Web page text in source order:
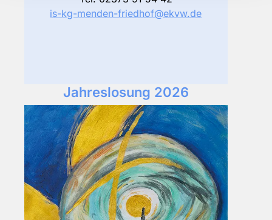
is-kg-menden-friedhof@ekvw.de
Jahreslosung 2026